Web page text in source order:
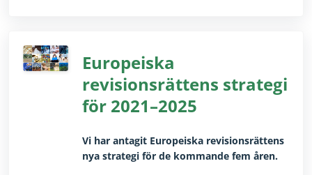
Europeiska
revisionsrättens strategi
för 2021–2025
Vi har antagit Europeiska revisionsrättens
nya strategi för de kommande fem åren.